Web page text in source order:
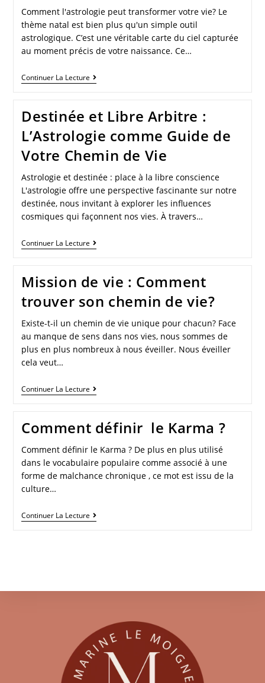
Comment l'astrologie peut transformer votre vie? Le
thème natal est bien plus qu'un simple outil
astrologique. C’est une véritable carte du ciel capturée
au moment précis de votre naissance. Ce…
Continuer La Lecture
Destinée et Libre Arbitre :
L’Astrologie comme Guide de
Votre Chemin de Vie
Astrologie et destinée : place à la libre conscience
L'astrologie offre une perspective fascinante sur notre
destinée, nous invitant à explorer les influences
cosmiques qui façonnent nos vies. À travers…
Continuer La Lecture
Mission de vie : Comment
trouver son chemin de vie?
Existe-t-il un chemin de vie unique pour chacun? Face
au manque de sens dans nos vies, nous sommes de
plus en plus nombreux à nous éveiller. Nous éveiller
cela veut…
Continuer La Lecture
Comment définir le Karma ?
Comment définir le Karma ? De plus en plus utilisé
dans le vocabulaire populaire comme associé à une
forme de malchance chronique , ce mot est issu de la
culture…
Continuer La Lecture